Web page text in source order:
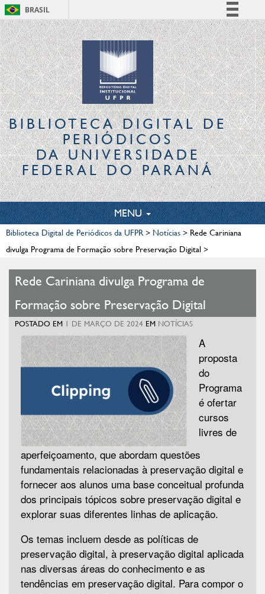
BRASIL
Simplifique!
Comunica BR
Participe
Acesso à informação
Legislação
Canais
BIBLIOTECA DIGITALDE
PERIÓDICOS
DA UNIVERSIDADE
FEDERAL DO PARANÁ
TOGGLE
NAVIGATION
MENU
Biblioteca Digital de Periódicos da UFPR> Notícias> Rede Cariniana
divulga Programa de Formação sobre Preservação Digital>
Rede Cariniana divulga Programa de
Formação sobre Preservação Digital
POSTADO EM 1 DE MARÇO DE 2024 EM NOTÍCIAS
A
proposta
do
Programa
é ofertar
cursos
livres de
aperfeiçoamento, que abordam questões
fundamentais relacionadas à preservação digital e
fornecer aos alunos uma base conceitual profunda
dos principais tópicos sobre preservação digital e
explorar suas diferentes linhas de aplicação.
Os temas incluem desde as políticas de
preservação digital, à preservação digital aplicada
nas diversas áreas do conhecimento e as
tendências em preservação digital. Para compor o